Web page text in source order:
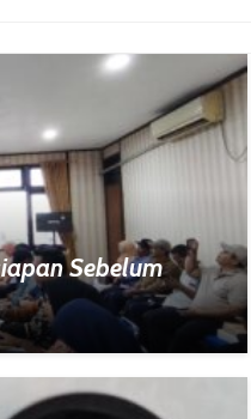
Sebelum